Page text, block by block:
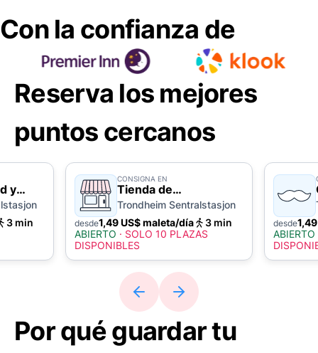
Con la confianza de
Reserva los mejores
puntos cercanos
y
3 min
CONSIGNA EN
Tienda de
conveniencia
Trondheim Sentralstasjon
desde1,49 US$ maleta/día
3 min
ABIERTO · SOLO 10 PLAZAS
DISPONIBLES
desde
ABIERTO
Por qué guardar tu